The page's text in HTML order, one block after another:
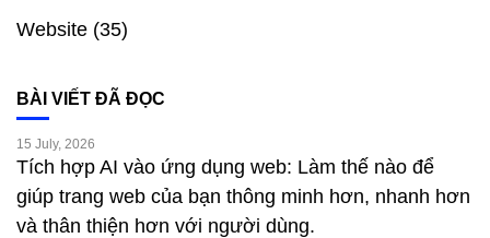
Website (35)
BÀI VIẾT ĐÃ ĐỌC
Tích hợp AI vào ứng dụng web: Làm thế nào để
giúp trang web của bạn thông minh hơn, nhanh hơn
và thân thiện hơn với người dùng.
15 July, 2026